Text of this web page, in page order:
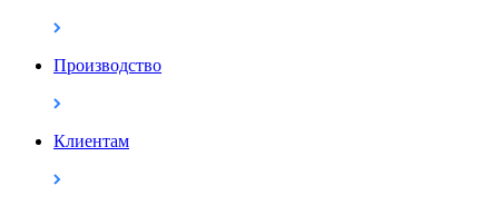
Производство
Клиентам